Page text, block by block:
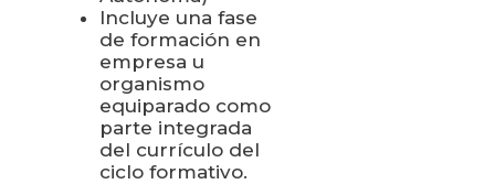
Incluye una fase
de formación en
empresa u
organismo
equiparado como
parte integrada
del currículo del
ciclo formativo.